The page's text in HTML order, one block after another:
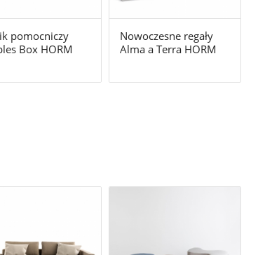
pomocniczy
Box HORM
Nowoczesne regały
Alma a Terra HORM